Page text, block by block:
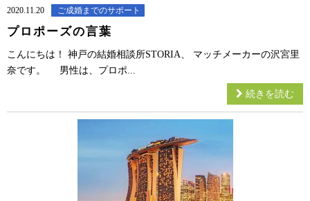
2020.11.20 ご成婚までのサポート
プロポーズの言葉
こんにちは！ 神戸の結婚相談所STORIA、 マッチメーカーの沢宮里
奈です。 男性は、プロポ...
続きを読む